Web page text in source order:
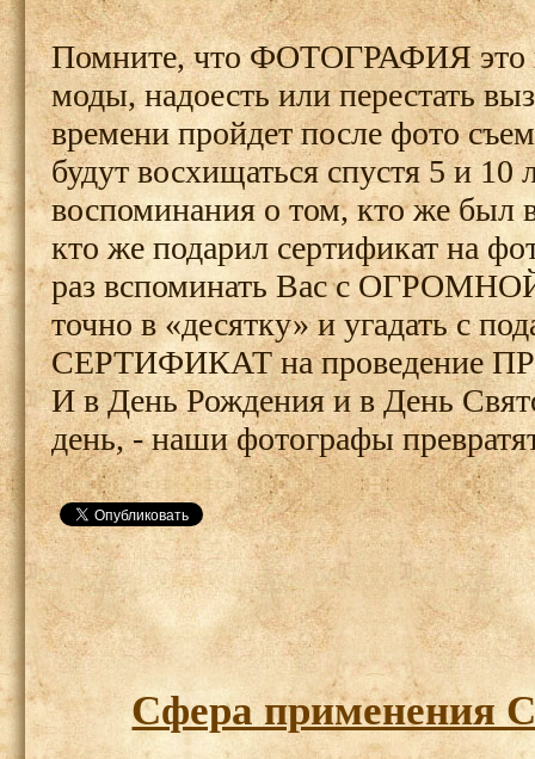
Помните, что ФОТОГРАФИЯ это
моды, надоесть или перестать
времени пройдет после фото
будут восхищаться спустя 5 и
воспоминания о том, кто же был
кто же подарил сертификат на
раз вспоминать Вас с
точно в «десятку» и угадать с
СЕРТИФИКАТ на
И в День Рождения и в День
день, - наши фотографы
Сфера применения